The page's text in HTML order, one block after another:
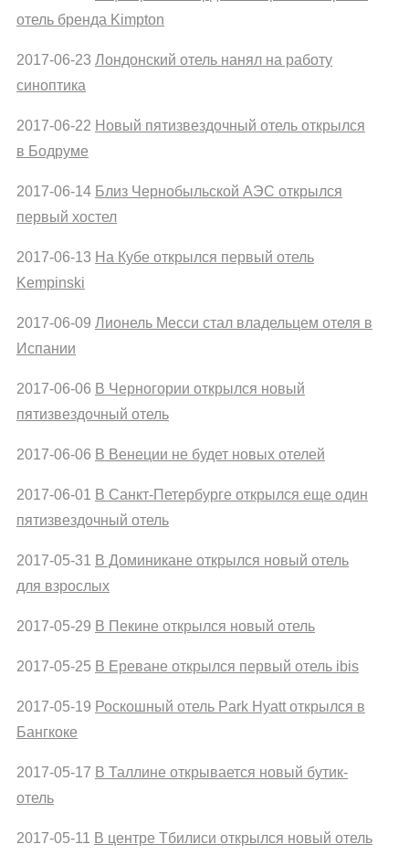
отель бренда Kimpton
2017-06-23 Лондонский отель нанял на работу
синоптика
2017-06-22 Новый пятизвездочный отель открылся
в Бодруме
2017-06-14 Близ Чернобыльской АЭС открылся
первый хостел
2017-06-13 На Кубе открылся первый отель
Kempinski
2017-06-09 Лионель Месси стал владельцем отеля в
Испании
2017-06-06 В Черногории открылся новый
пятизвездочный отель
2017-06-06 В Венеции не будет новых отелей
2017-06-01 В Санкт-Петербурге открылся еще один
пятизвездочный отель
2017-05-31 В Доминикане открылся новый отель
для взрослых
2017-05-29 В Пекине открылся новый отель
2017-05-25 В Ереване открылся первый отель ibis
2017-05-19 Роскошный отель Park Hyatt открылся в
Бангкоке
2017-05-17 В Таллине открывается новый бутик-
отель
2017-05-11 В центре Тбилиси открылся новый отель